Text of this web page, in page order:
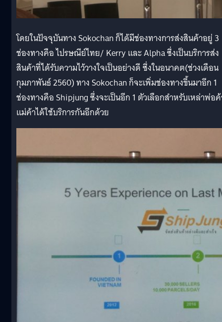
โดยในปัจจุบันทาง Sokochan ก็ได้มีช่องทางการส่งสินค้าอยู่ 3
ช่องทางคือ ไปรษณีย์ไทย/ Kerry และ Alpha ซึ่งเป็นบริการส่ง
สินค้าที่ได้รับความไว้วางใจเป็นอย่างดี ซึ่งในอนาคต(ช่วงเดือน
กุมภาพันธ์ 2560) ทาง Sokochan ก็จะเพิ่มช่องทางขึ้นมาอีก 1
ช่องทางคือ Shipjung ซึ่งจะเป็นอีก 1 ตัวเลือกสำหรับเหล่าพ่อ
แม่ค้าได้ใช้บริการกันอีกด้วย